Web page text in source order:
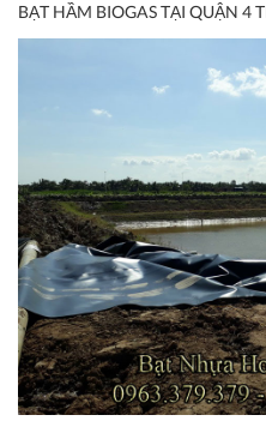
BẠT HẦM BIOGAS TẠI QUẬN 4